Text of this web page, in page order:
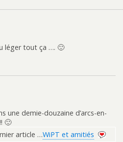
léger tout ça …. 🙂
une demie-douzaine d’arcs-en-
🙂
article …WiPT et amitiés